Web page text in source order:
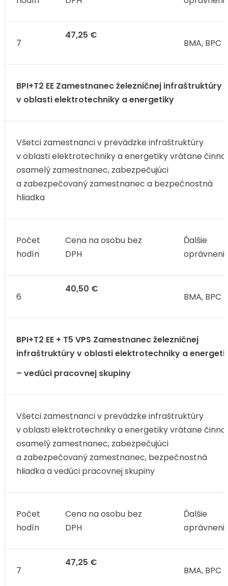
7
47,25 €
BMA, BPC
BPI+T2 EE Zamestnanec železničnej infraštruktúry
v oblasti elektrotechniky a energetiky
Všetci zamestnanci v prevádzke infraštruktúry
v oblasti elektrotechniky a energetiky vrátane
osamelý zamestnanec, zabezpečujúci
a zabezpečovaný zamestnanec a bezpečnostná
hliadka
Počet
hodín
Cena na osobu bez
DPH
Ďalšie
6
40,50 €
BMA, BPC
BPI+T2 EE + T5 VPS Zamestnanec železničnej
infraštruktúry v oblasti elektrotechniky a
– vedúci pracovnej skupiny
Všetci zamestnanci v prevádzke infraštruktúry
v oblasti elektrotechniky a energetiky vrátane
osamelý zamestnanec, zabezpečujúci
a zabezpečovaný zamestnanec, bezpečnostná
hliadka a vedúci pracovnej skupiny
Počet
hodín
Cena na osobu bez
DPH
Ďalšie
7
47,25 €
BMA, BPC